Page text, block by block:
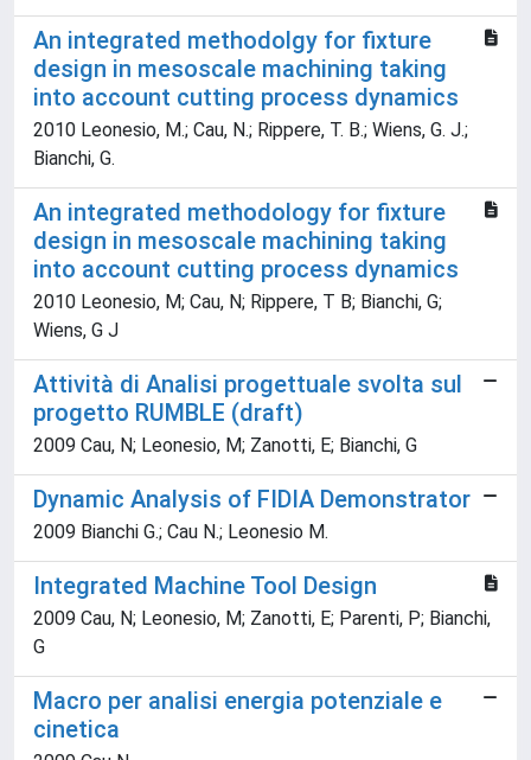
An integrated methodolgy for fixture
design in mesoscale machining taking
into account cutting process dynamics
2010 Leonesio, M.; Cau, N.; Rippere, T. B.; Wiens, G. J.;
Bianchi, G.
An integrated methodology for fixture
design in mesoscale machining taking
into account cutting process dynamics
2010 Leonesio, M; Cau, N; Rippere, T B; Bianchi, G;
Wiens, G J
Attività di Analisi progettuale svolta sul
progetto RUMBLE (draft)
2009 Cau, N; Leonesio, M; Zanotti, E; Bianchi, G
Dynamic Analysis of FIDIA Demonstrator
2009 Bianchi G.; Cau N.; Leonesio M.
Integrated Machine Tool Design
2009 Cau, N; Leonesio, M; Zanotti, E; Parenti, P; Bianchi,
G
Macro per analisi energia potenziale e
cinetica